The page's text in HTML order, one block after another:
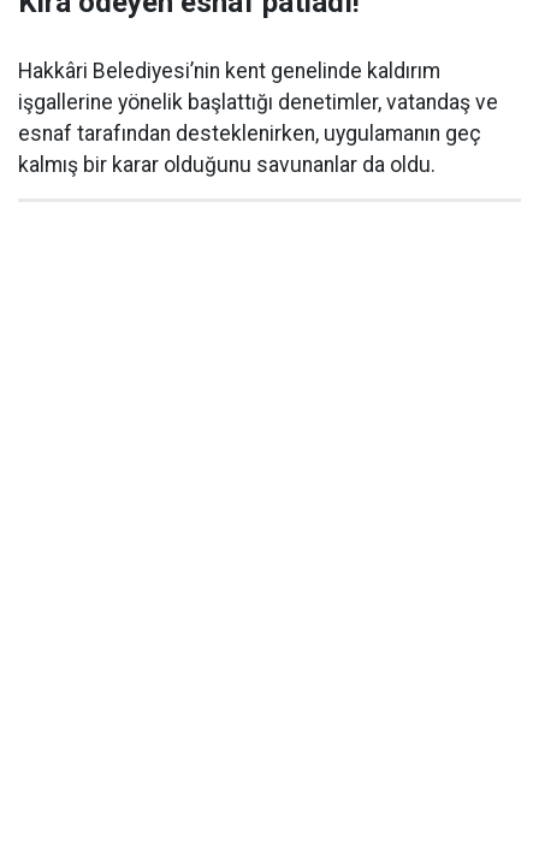
Hakkâri Belediyesi’nin kent genelinde kaldırım
işgallerine yönelik başlattığı denetimler, vatandaş ve
esnaf tarafından desteklenirken, uygulamanın geç
kalmış bir karar olduğunu savunanlar da oldu.